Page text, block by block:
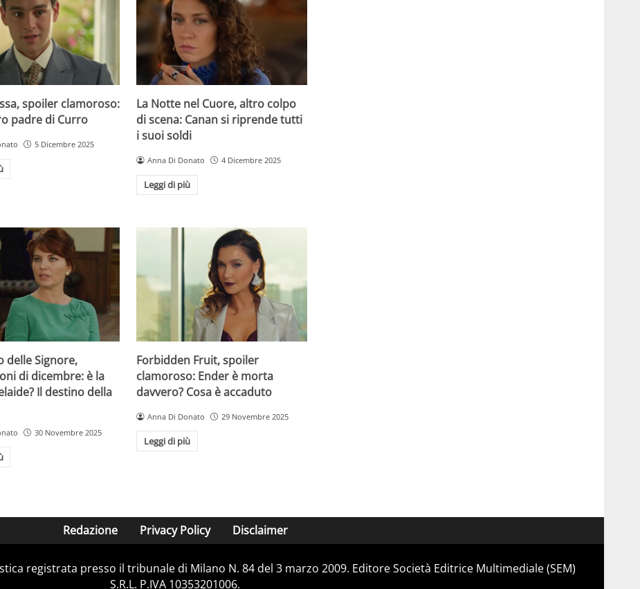
spoiler clamoroso:
padre di Curro
5 Dicembre 2025
La Notte nel Cuore, altro colpo
di scena: Canan si riprende tutti
i suoi soldi
Anna Di Donato 4 Dicembre 2025
Leggi di più
delle Signore,
di dicembre: è la
Il destino della
30 Novembre 2025
Forbidden Fruit, spoiler
clamoroso: Ender è morta
davvero? Cosa è accaduto
Anna Di Donato 29 Novembre 2025
Leggi di più
Redazione Privacy Policy Disclaimer
registrata presso il tribunale di Milano N. 84 del 3 marzo 2009. Editore Società Editrice Multimediale (SEM)
S.R.L. P.IVA 10353201006.